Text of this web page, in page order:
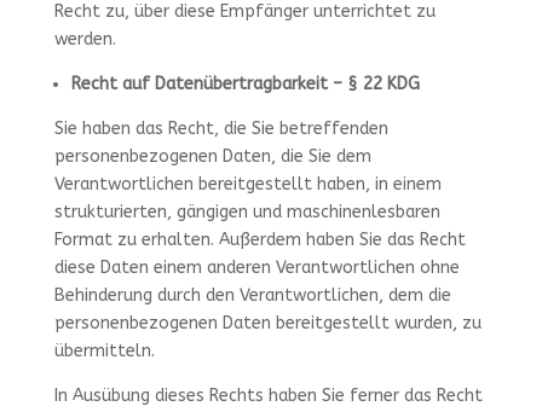
Recht zu, über diese Empfänger unterrichtet zu
werden.
Recht auf Datenübertragbarkeit – § 22 KDG
Sie haben das Recht, die Sie betreffenden
personenbezogenen Daten, die Sie dem
Verantwortlichen bereitgestellt haben, in einem
strukturierten, gängigen und maschinenlesbaren
Format zu erhalten. Außerdem haben Sie das Recht
diese Daten einem anderen Verantwortlichen ohne
Behinderung durch den Verantwortlichen, dem die
personenbezogenen Daten bereitgestellt wurden, zu
übermitteln.
In Ausübung dieses Rechts haben Sie ferner das Recht